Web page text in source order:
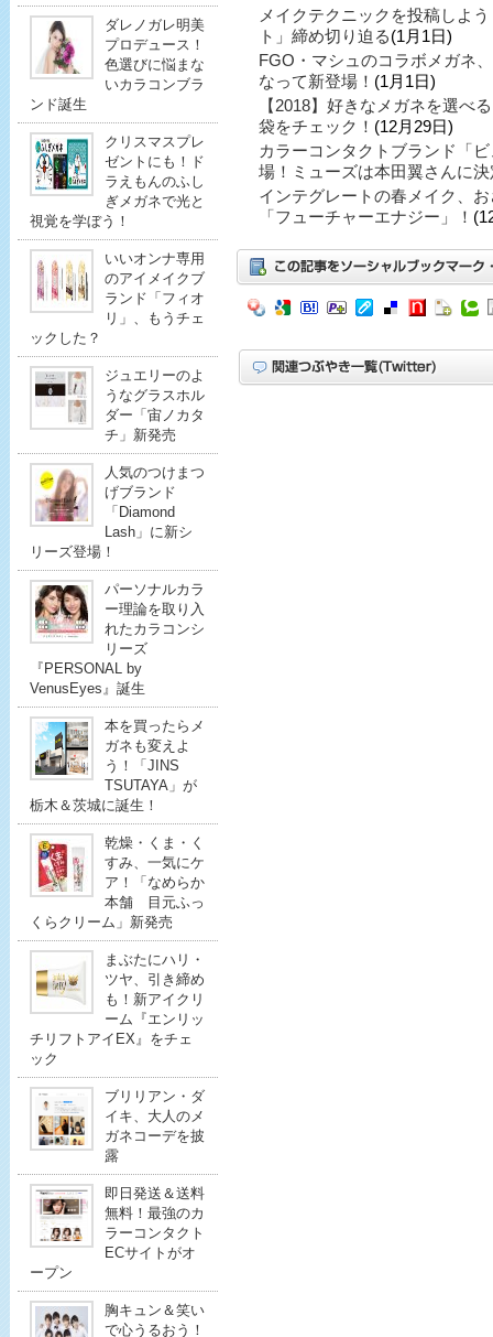
ダレノガレ明美
プロデュース！
色選びに悩まな
いカラコンブラ
ンド誕生
クリスマスプレ
ゼントにも！ド
ラえもんのふし
ぎメガネで光と
視覚を学ぼう！
いいオンナ専用
のアイメイクブ
ランド「フィオ
リ」、もうチェ
ックした？
ジュエリーのよ
うなグラスホル
ダー「宙ノカタ
チ」新発売
人気のつけまつ
げブランド
「Diamond
Lash」に新シ
リーズ登場！
パーソナルカラ
ー理論を取り入
れたカラコンシ
リーズ
『PERSONAL by
VenusEyes』誕生
本を買ったらメ
ガネも変えよ
う！「JINS
TSUTAYA」が
栃木＆茨城に誕生！
乾燥・くま・く
すみ、一気にケ
ア！「なめらか
本舗 目元ふっ
くらクリーム」新発売
まぶたにハリ・
ツヤ、引き締め
も！新アイクリ
ーム『エンリッ
チリフトアイEX』をチェ
ック
ブリリアン・ダ
イキ、大人のメ
ガネコーデを披
露
即日発送＆送料
無料！最強のカ
ラーコンタクト
ECサイトがオ
ープン
胸キュン＆笑い
で心うるおう！
メイクテクニックを投稿しよ
ト」締め切り迫る(1月1日)
FGO・マシュのコラボメガネ
なって新登場！ (1月1日)
【2018】好きなメガネを選べ
袋をチェック！ (12月29日)
カラーコンタクトブランド「
場！ミューズは本田翼さんに決
インテグレートの春メイク、
「フューチャーエナジー」！